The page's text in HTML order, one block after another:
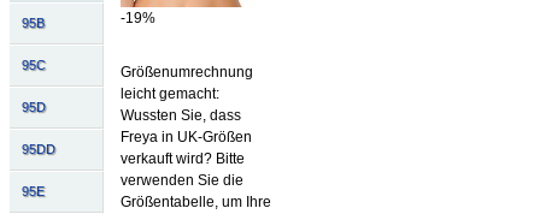
95B
95C
95D
95DD
95E
-19%
Größenumrechnung
leicht gemacht:
Wussten Sie, dass
Freya in UK-Größen
verkauft wird? Bitte
verwenden Sie die
Größentabelle, um Ihre